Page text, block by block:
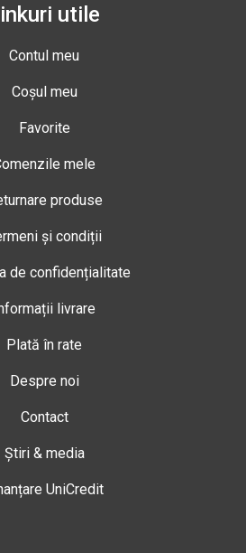
utile
Contul meu
Coșul meu
Favorite
mele
produse
și condiții
de confidențialitate
livrare
Plată în rate
Despre noi
Contact
Știri & media
UniCredit